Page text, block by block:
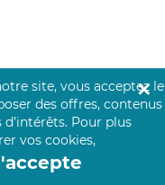
vous accompagne par
site, vous acceptez le
des offres, contenus
Pour plus
vos cookies,
✕